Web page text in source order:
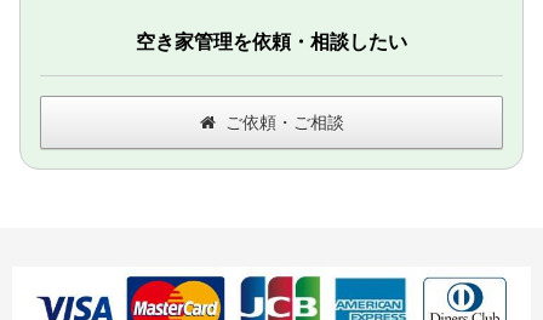
空き家管理を依頼・相談したい
ご依頼・ご相談